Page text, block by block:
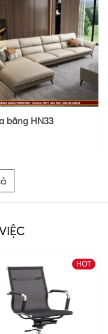
băng HN33
HOT